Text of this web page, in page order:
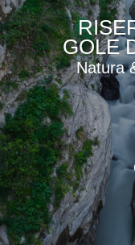
GOLE
Natura